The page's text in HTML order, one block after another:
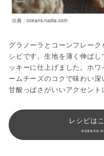
出典：oceans-nadia.com
グラノーラとコーンフレー
シピです。生地を薄く伸ば
ッキーに仕上げました。ホ
ームチーズのコクで味わい
甘酸っぱさがいいアクセント
レシピは
oceans-